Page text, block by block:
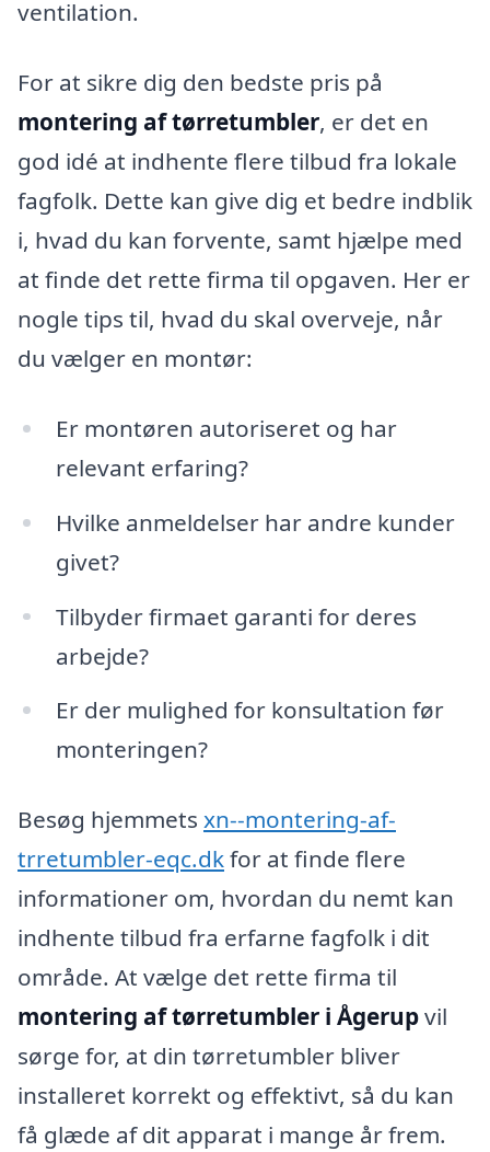
ventilation.
For at sikre dig den bedste pris på
montering af tørretumbler, er det en
god idé at indhente flere tilbud fra lokale
fagfolk. Dette kan give dig et bedre indblik
i, hvad du kan forvente, samt hjælpe med
at finde det rette firma til opgaven. Her er
nogle tips til, hvad du skal overveje, når
du vælger en montør:
Er montøren autoriseret og har
relevant erfaring?
Hvilke anmeldelser har andre kunder
givet?
Tilbyder firmaet garanti for deres
arbejde?
Er der mulighed for konsultation før
monteringen?
Besøg hjemmets xn--montering-af-
trretumbler-eqc.dkfor at finde flere
informationer om, hvordan du nemt kan
indhente tilbud fra erfarne fagfolk i dit
område. At vælge det rette firma til
montering af tørretumbler i Ågerupvil
sørge for, at din tørretumbler bliver
installeret korrekt og effektivt, så du kan
få glæde af dit apparat i mange år frem.